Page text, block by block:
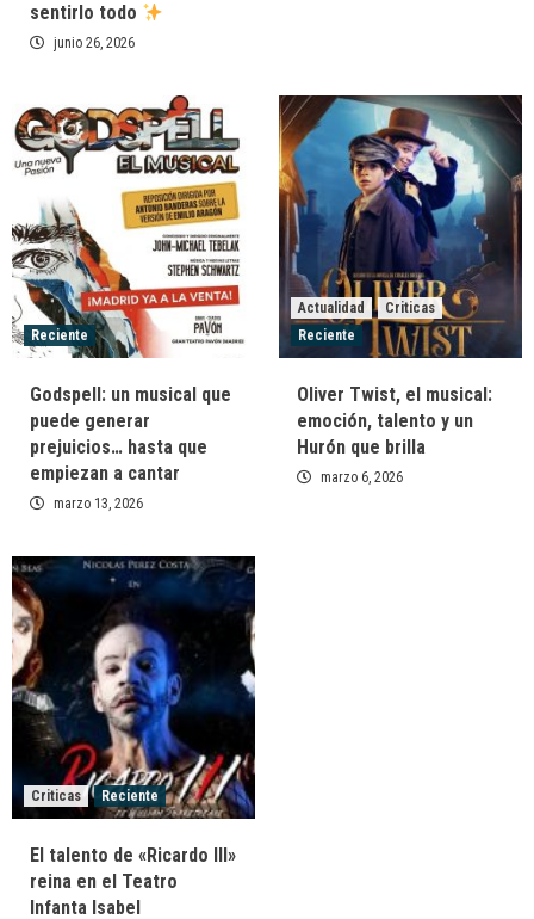
sentirlo todo
junio 26, 2026
Reciente
Godspell: un musical que
puede generar
prejuicios… hasta que
empiezan a cantar
marzo 13, 2026
Actualidad
Criticas
Reciente
Oliver Twist, el musical:
emoción, talento y un
Hurón que brilla
marzo 6, 2026
Criticas Reciente
El talento de «Ricardo III»
reina en el Teatro
Infanta Isabel